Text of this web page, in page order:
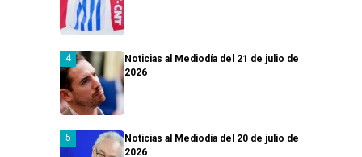
Noticias al Mediodía del 21 de julio de
2026
Noticias al Mediodía del 20 de julio de
2026